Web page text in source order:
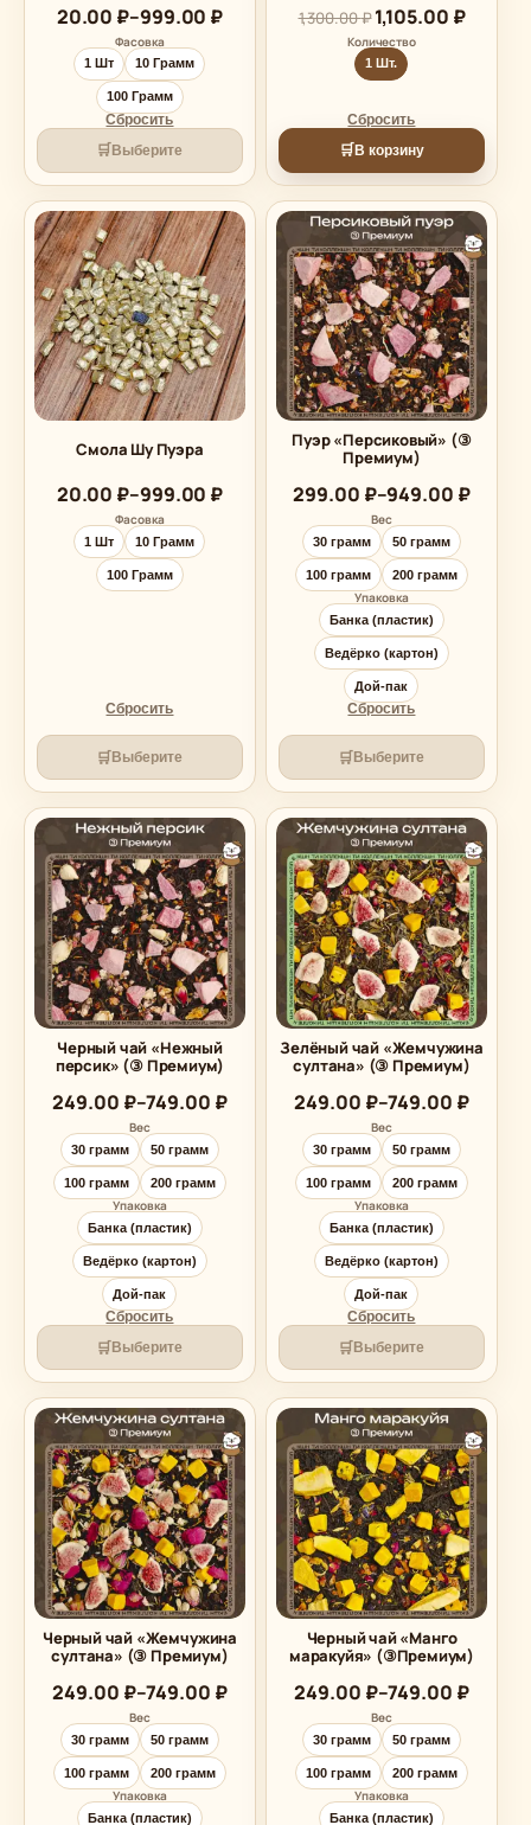
20.00 ₽–999.00 ₽
Диапазон
цен:
20.00 ₽
–
999.00 ₽
Фасовка
1 Шт 10 Грамм
100 Грамм
Сбросить
🛒Выберите
1,300.00₽1,105.00 ₽
Количество
1 Шт.
Сбросить
🛒В корзину
Смола Шу Пуэра
20.00 ₽–999.00 ₽
Диапазон
цен:
20.00 ₽
–
999.00 ₽
Фасовка
1 Шт 10 Грамм
100 Грамм
Сбросить
🛒 Выберите
Пуэр «Персиковый» (③
Премиум)
299.00 ₽–949.00 ₽
Диапазон
цен:
299.00 ₽
–
949.00 ₽
Вес
30 грамм 50 грамм
100 грамм 200 грамм
Упаковка
Банка (пластик)
Ведёрко (картон)
Дой-пак
Сбросить
🛒 Выберите
Черный чай «Нежный
персик» (③ Премиум)
249.00 ₽–749.00 ₽
Диапазон
цен:
249.00 ₽
–
749.00 ₽
Вес
30 грамм 50 грамм
100 грамм 200 грамм
Упаковка
Банка (пластик)
Ведёрко (картон)
Дой-пак
Сбросить
🛒 Выберите
Зелёный чай «Жемчужина
султана» (③ Премиум)
249.00 ₽–749.00 ₽
Диапазон
цен:
249.00 ₽
–
749.00 ₽
Вес
30 грамм 50 грамм
100 грамм 200 грамм
Упаковка
Банка (пластик)
Ведёрко (картон)
Дой-пак
Сбросить
🛒 Выберите
Черный чай «Жемчужина
султана» (③ Премиум)
249.00 ₽–749.00 ₽
Диапазон
цен:
249.00 ₽
–
749.00 ₽
Вес
30 грамм 50 грамм
100 грамм 200 грамм
Упаковка
Банка (пластик)
Черный чай «Манго
маракуйя» (③Премиум)
249.00 ₽–749.00 ₽
Диапазон
цен:
249.00 ₽
–
749.00 ₽
Вес
30 грамм 50 грамм
100 грамм 200 грамм
Упаковка
Банка (пластик)